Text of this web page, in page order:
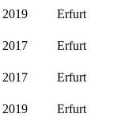
2019 Erfurt
2017 Erfurt
2017 Erfurt
2019 Erfurt